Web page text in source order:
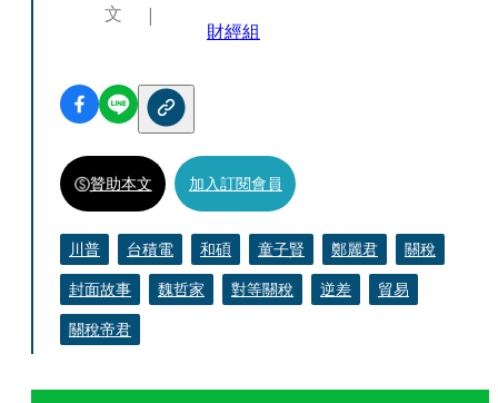
文
財經組
贊助本文 加入訂閱會員
川普 台積電 和碩 童子賢 鄭麗君
關稅
封面故事
魏哲家 對等關稅 逆差
貿易
關稅帝君